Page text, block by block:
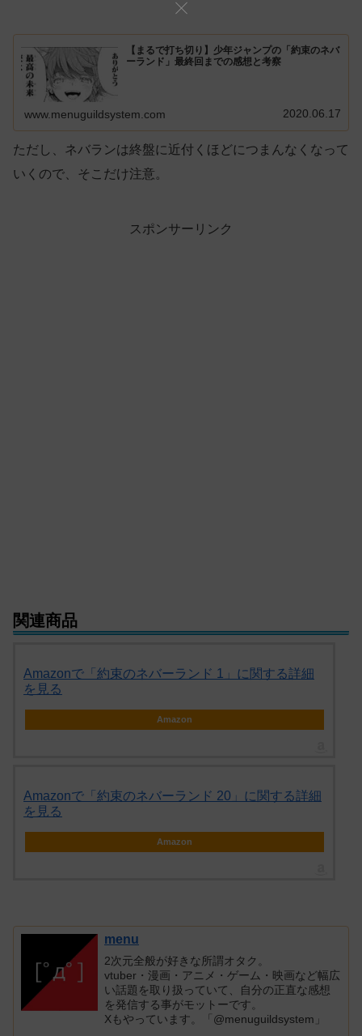
【まるで打ち切り】少年ジャンプの「約束のネバ
ーランド」最終回までの感想と考察
www.menuguildsystem.com 2020.06.17
ただし、ネバランは終盤に近付くほどにつまんなくなって
いくので、そこだけ注意。
スポンサーリンク
関連商品
Amazonで「約束のネバーランド 1」に関する詳細
を見る
Amazon
Amazonで「約束のネバーランド 20」に関する詳細
を見る
Amazon
menu
2次元全般が好きな所謂オタク。
vtuber・漫画・アニメ・ゲーム・映画など幅広
い話題を取り扱っていて、自分の正直な感想
を発信する事がモットーです。
Xもやっています。「@menuguildsystem」